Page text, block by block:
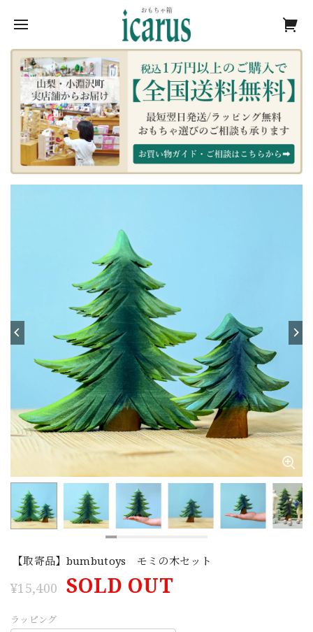
【取寄品】bumbutoys モミの木セット
¥15,400 SOLD OUT
ラッピング